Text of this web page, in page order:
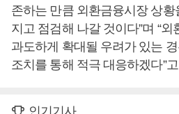
존하는 만큼 외환금융시장 상
지고 점검해 나갈 것이다”며 “외
과도하게 확대될 우려가 있는
조치를 통해 적극 대응하겠다”
인기기사